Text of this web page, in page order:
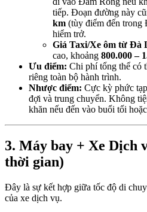
tiếp. Đoạn đường này
km (tùy điểm đến trong
hiểm trở.
Giá Taxi/Xe ôm từ Đà
cao, khoảng 800.000 –
Ưu điểm: Chi phí tổng thể có
riêng toàn bộ hành trình.
Nhược điểm: Cực kỳ phức
đợi và trung chuyển. Không
khăn nếu đến vào buổi tối
3. Máy bay + Xe Dịch
thời gian)
Đây là sự kết hợp giữa tốc độ di
của xe dịch vụ.